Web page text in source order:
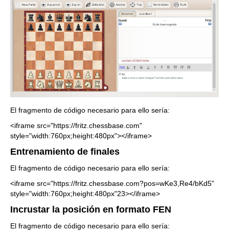
El fragmento de código necesario para ello sería:
<iframe src="https://fritz.chessbase.com"
style="width:760px;height:480px"></iframe>
Entrenamiento de finales
El fragmento de código necesario para ello sería:
<iframe src="https://fritz.chessbase.com?pos=wKe3,Re4/bKd5"
style="width:760px;height:480px"23></iframe>
Incrustar la posición en formato FEN
El fragmento de código necesario para ello sería: